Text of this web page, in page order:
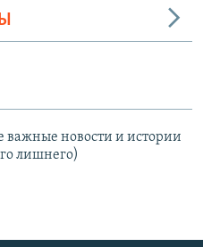
важные новости и истории
лишнего)